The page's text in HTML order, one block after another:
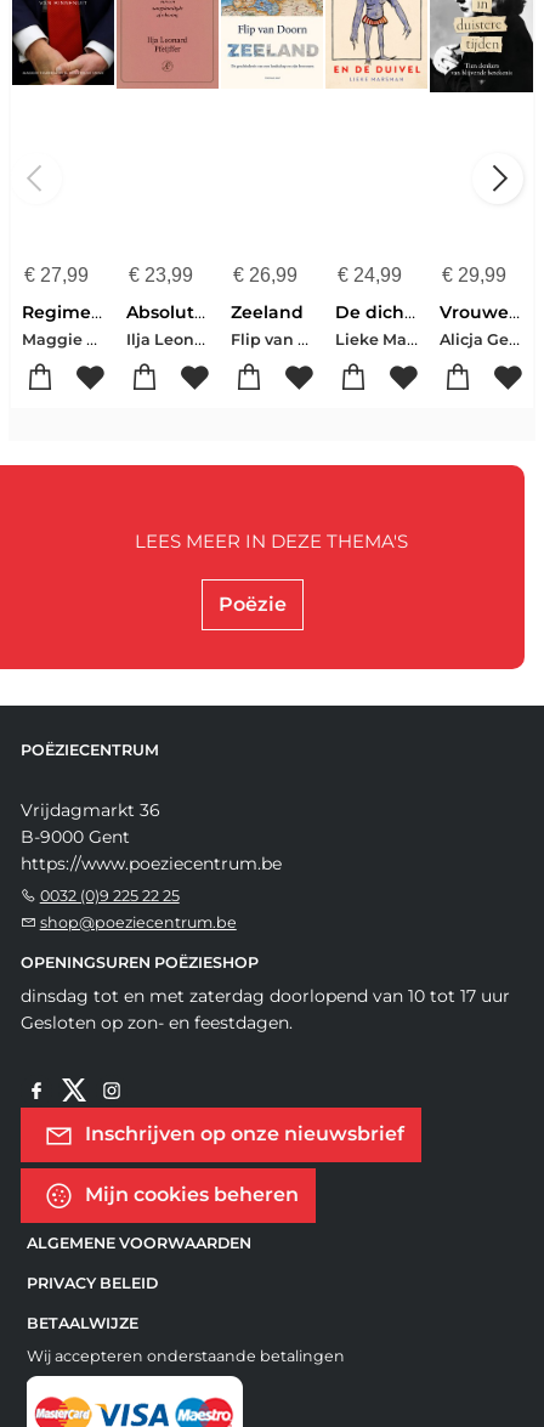
€27,99
Regime change
Maggie Haberman-Jonathan Swan
€23,99
Absolute democratie
Ilja Leonard Pfeijffer
€ 26,99
Zeeland
Flip van Doorn
€ 24,99
De dichter en de duivel
Lieke Marsman
€ 29,99
Vrouwen in duistere tijden
Alicja Gescinska
Poëzie
LEES MEER IN DEZE THEMA'S
POËZIECENTRUM
Vrijdagmarkt 36
B-9000 Gent
https://www.poeziecentrum.be
0032 (0)9 225 22 25
shop@poeziecentrum.be
OPENINGSUREN POËZIESHOP
dinsdag tot en met zaterdag doorlopend van 10 tot 17 uur
Gesloten op zon- en feestdagen.
Inschrijven op onze nieuwsbrief
Mijn cookies beheren
ALGEMENE VOORWAARDEN
PRIVACY BELEID
BETAALWIJZE
Wij accepteren onderstaande betalingen